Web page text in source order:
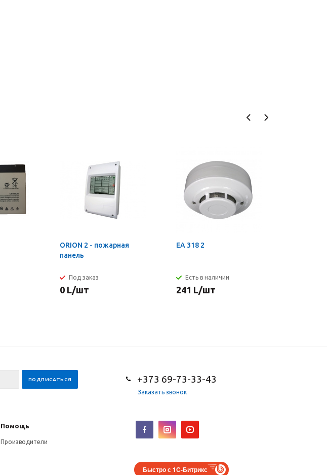
ORION 2 - пожарная
панель
Под заказ
0 L/шт
EA 318 2
Есть в наличии
241 L/шт
+373 69-73-33-43
Заказать звонок
Помощь
Производители
Быстро с 1С-Битрикс